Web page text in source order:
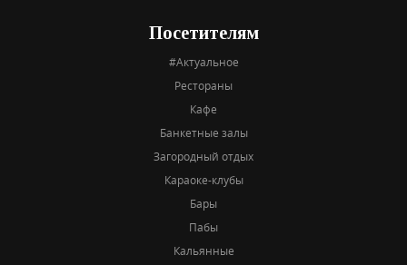
Посетителям
#Актуальное
Рестораны
Кафе
Банкетные залы
Загородный отдых
Караоке-клубы
Бары
Пабы
Кальянные